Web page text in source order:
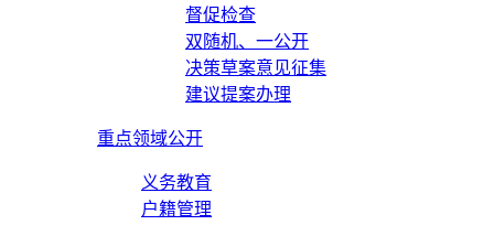
督促检查
双随机、一公开
决策草案意见征集
建议提案办理
重点领域公开
义务教育
户籍管理